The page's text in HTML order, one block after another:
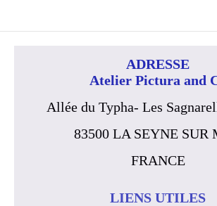
ADRESSE
Atelier Pictura and
Allée du Typha- Les
83500 LA SEYNE SUR
FRANCE
LIENS UTILES